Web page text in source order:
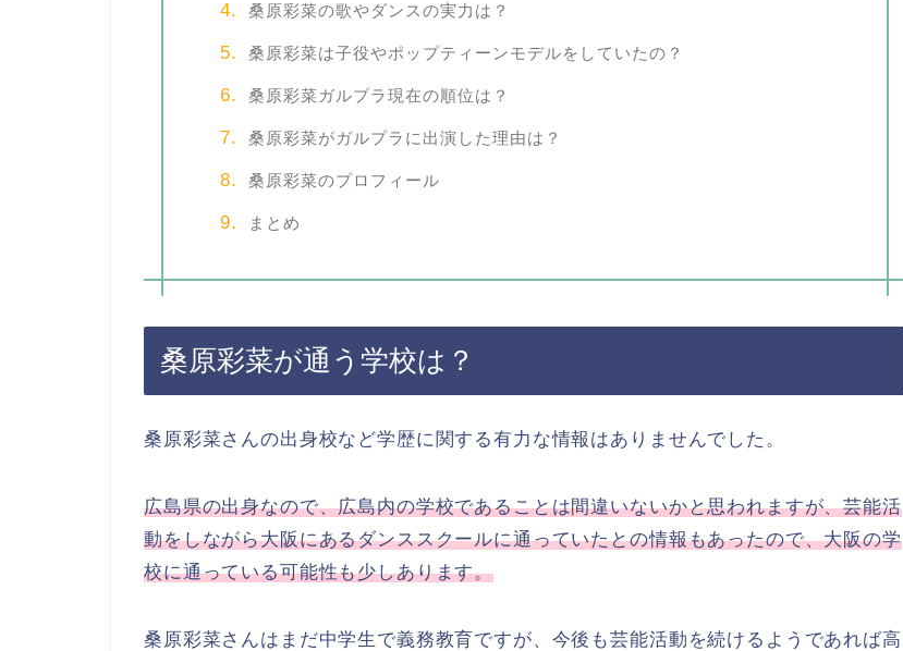
桑原彩菜の歌やダンスの実力は？
桑原彩菜は子役やポップティーンモデルをしていたの？
桑原彩菜ガルプラ現在の順位は？
桑原彩菜がガルプラに出演した理由は？
桑原彩菜のプロフィール
まとめ
桑原彩菜が通う学校は？
桑原彩菜さんの出身校など学歴に関する有力な情報はありませんでした。
広島県の出身なので、広島内の学校であることは間違いないかと思われますが、芸能活
動をしながら大阪にあるダンススクールに通っていたとの情報もあったので、大阪の学
校に通っている可能性も少しあります。
桑原彩菜さんはまだ中学生で義務教育ですが、今後も芸能活動を続けるようであれば高